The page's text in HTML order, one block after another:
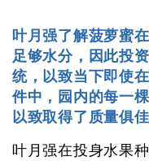
叶月强了解菠萝蜜
足够水分，因此投
统，以致当下即使
件中，园内的每一
以致取得了质量俱
叶月强在投身水果